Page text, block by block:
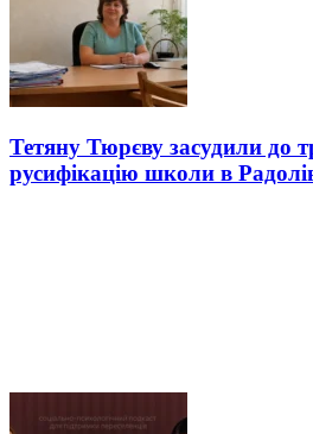
Тетяну Тюрєву засудили до
русифікацію школи в